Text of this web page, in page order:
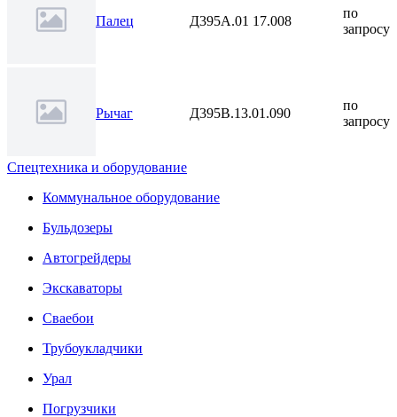
Палец Д395А.01 17.008
по
запросу
Рычаг Д395В.13.01.090
по
запросу
Спецтехника и оборудование
Коммунальное оборудование
Бульдозеры
Автогрейдеры
Экскаваторы
Сваебои
Трубоукладчики
Урал
Погрузчики